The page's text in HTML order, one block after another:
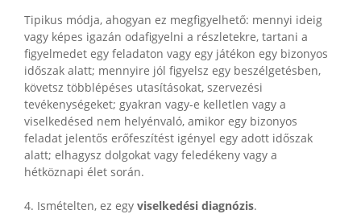
Tipikus módja, ahogyan ez megfigyelhető: mennyi ideig
vagy képes igazán odafigyelni a részletekre, tartani a
figyelmedet egy feladaton vagy egy játékon egy bizonyos
időszak alatt; mennyire jól figyelsz egy beszélgetésben,
követsz többlépéses utasításokat, szervezési
tevékenységeket; gyakran vagy-e kelletlen vagy a
viselkedésed nem helyénvaló, amikor egy bizonyos
feladat jelentős erőfeszítést igényel egy adott időszak
alatt; elhagysz dolgokat vagy feledékeny vagy a
hétköznapi élet során.
4. Ismételten, ez egy viselkedési diagnózis.